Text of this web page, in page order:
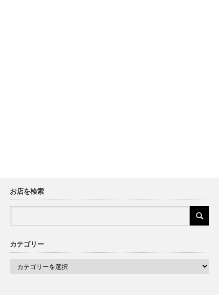
お店を検索
カテゴリー